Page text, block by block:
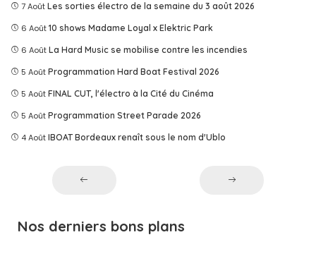
7 Août Les sorties électro de la semaine du 3 août 2026
6 Août 10 shows Madame Loyal x Elektric Park
6 Août La Hard Music se mobilise contre les incendies
5 Août Programmation Hard Boat Festival 2026
5 Août FINAL CUT, l'électro à la Cité du Cinéma
5 Août Programmation Street Parade 2026
4 Août IBOAT Bordeaux renaît sous le nom d'Ublo
Nos derniers bons plans